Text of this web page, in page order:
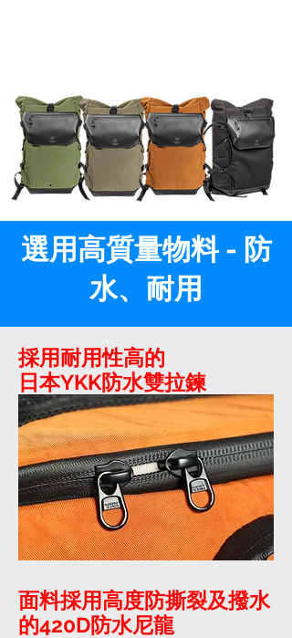
選用高質量物料 - 防
水、耐用
採用耐用性高的
日本YKK防水雙拉鍊
面料採用高度防撕裂及撥水
的420D防水尼龍